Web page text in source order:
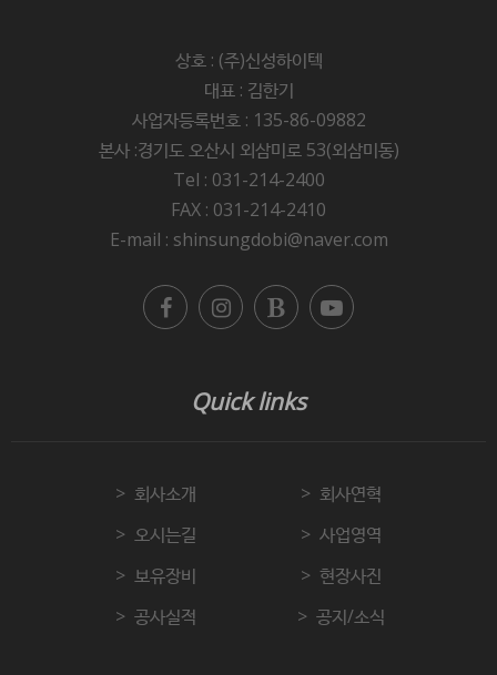
상호 : (주)신성하이텍
대표 : 김한기
사업자등록번호 : 135-86-09882
본사 :경기도 오산시 외삼미로 53(외삼미동)
Tel : 031-214-2400
FAX : 031-214-2410
E-mail : shinsungdobi@naver.com
Quick links
회사소개
회사연혁
오시는길
사업영역
보유장비
현장사진
공사실적
공지/소식